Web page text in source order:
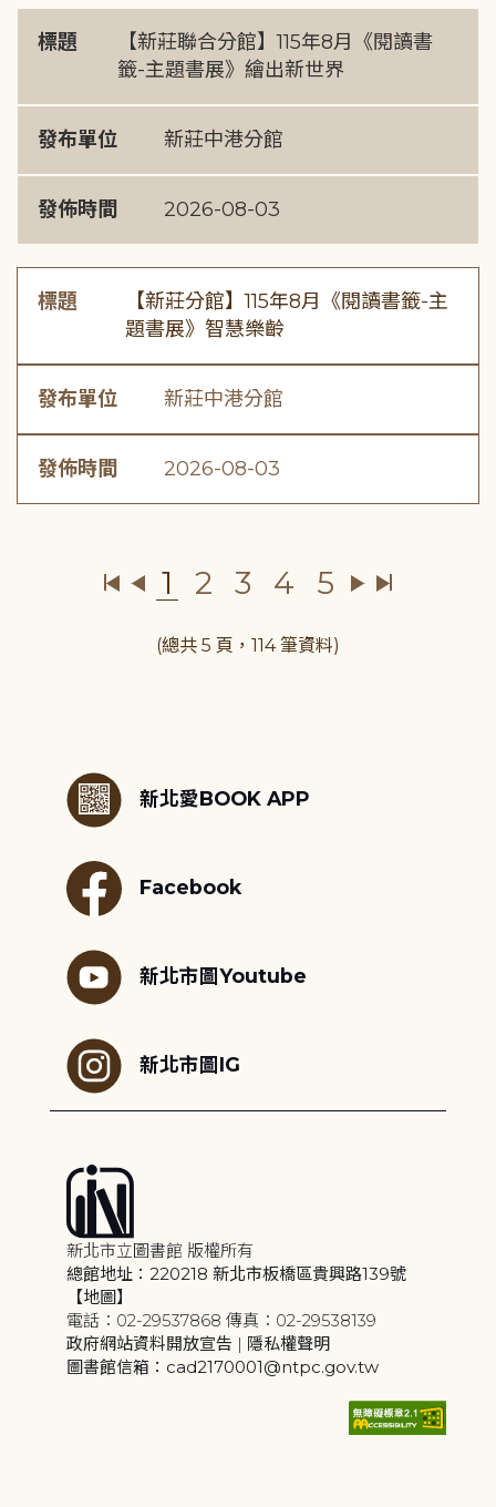
標題
【新莊聯合分館】115年8月《閱讀書
籤-主題書展》繪出新世界
發布單位 新莊中港分館
發佈時間 2026-08-03
標題
【新莊分館】115年8月《閱讀書籤-主
題書展》智慧樂齡
發布單位 新莊中港分館
發佈時間 2026-08-03
1 2 3 4 5
(總共 5 頁，114 筆資料)
新北愛BOOK APP
Facebook
新北市圖Youtube
新北市圖IG
新北市立圖書館 版權所有
總館地址：220218 新北市板橋區貴興路139號
【地圖】
電話：02-29537868 傳真：02-29538139
政府網站資料開放宣告 | 隱私權聲明
圖書館信箱：cad2170001@ntpc.gov.tw